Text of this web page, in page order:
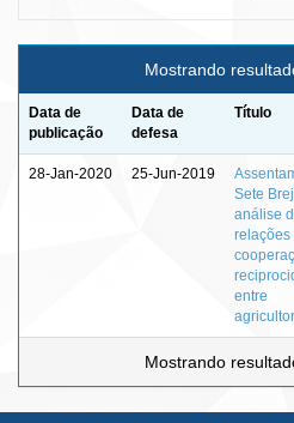
Mostrando
Data de
publicação
Data de
defesa
Título
28-Jan-2020 25-Jun-2019
Sete
análise
relações
entre
Mostrando